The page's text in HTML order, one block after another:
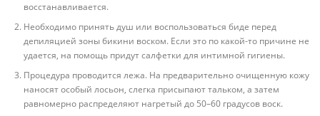
восстанавливается.
Необходимо принять душ или воспользоваться биде перед
депиляцией зоны бикини воском. Если это по какой-то причине не
удается, на помощь придут салфетки для интимной гигиены.
Процедура проводится лежа. На предварительно очищенную кожу
наносят особый лосьон, слегка присыпают тальком, а затем
равномерно распределяют нагретый до 50–60 градусов воск.